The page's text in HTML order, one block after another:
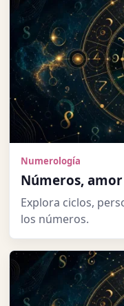
Numerología
Números,
Explora ciclos,
los números.